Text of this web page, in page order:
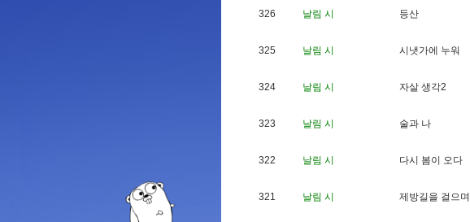
326 날림 시 등산
325 날림 시 시 냇가에 누워
324 날림 시 자살 생각2
323 날림 시 술과 나
322 날림 시 다시 봄이 오다
321 날림 시 제 방길 을 걸 으며